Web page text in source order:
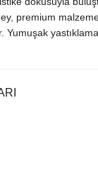
premium
Yumuşak
ve sezon geçişleri
hem de şehir stilini